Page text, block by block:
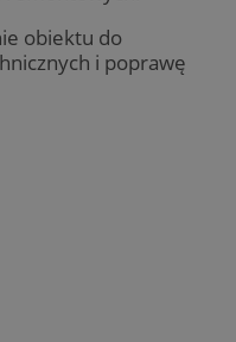
obiektu do
i poprawę